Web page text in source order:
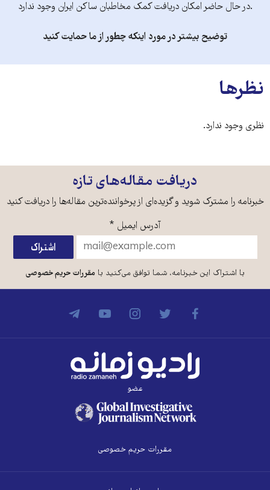
.در حال حاضر امکان دریافت کمک مخاطبان ساکن ایران وجود ندارد
توضیح بیشتر در مورد اینکه چطور از ما حمایت کنید
نظرها
نظری وجود ندارد.
دریافت مقاله‌های تازه
خبرنامه را مشترک شوید و گزیده‌ای از پرخواننده‌ترین مقاله‌ها را دریافت کنید
آدرس ایمیل *
با اشتراک این خبرنامه، شما توافق می‌کنید بامقررات حریم خصوصی
عضو
مقررات حریم خصوصی